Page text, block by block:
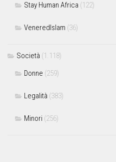
Stay Human Africa (122)
VeneredIslam (36)
Società (1.118)
Donne (259)
Legalità (383)
Minori (256)